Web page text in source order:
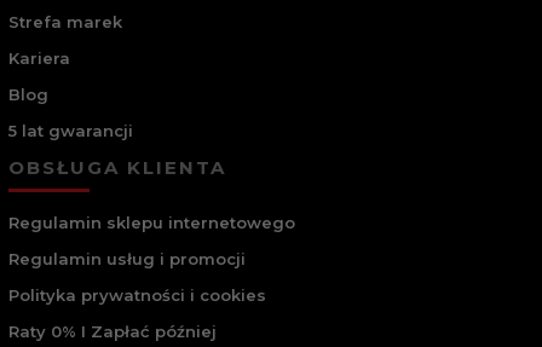
Strefa marek
Kariera
Blog
5 lat gwarancji
OBSŁUGA KLIENTA
Regulamin sklepu internetowego
Regulamin usług i promocji
Polityka prywatności i cookies
Raty 0% I Zapłać później